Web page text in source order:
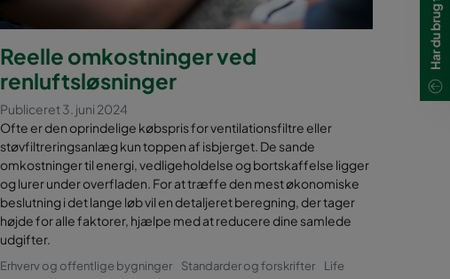
Reelle omkostninger ved
renluftsløsninger
Publiceret 3. juni 2024
Ofte er den oprindelige købspris for ventilationsfiltre eller
støvfiltreringsanlæg kun toppen af isbjerget. De sande
omkostninger til energi, vedligeholdelse og bortskaffelse ligger
og lurer under overfladen. For at træffe den mest økonomiske
beslutning i det lange løb vil en detaljeret beregning, der tager
højde for alle faktorer, hjælpe med at reducere dine samlede
udgifter.
Erhverv og offentlige bygninger Standarder og forskrifter
Life